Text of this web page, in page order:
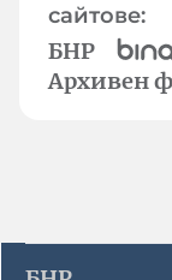
сайтове:
БНР
Архивен